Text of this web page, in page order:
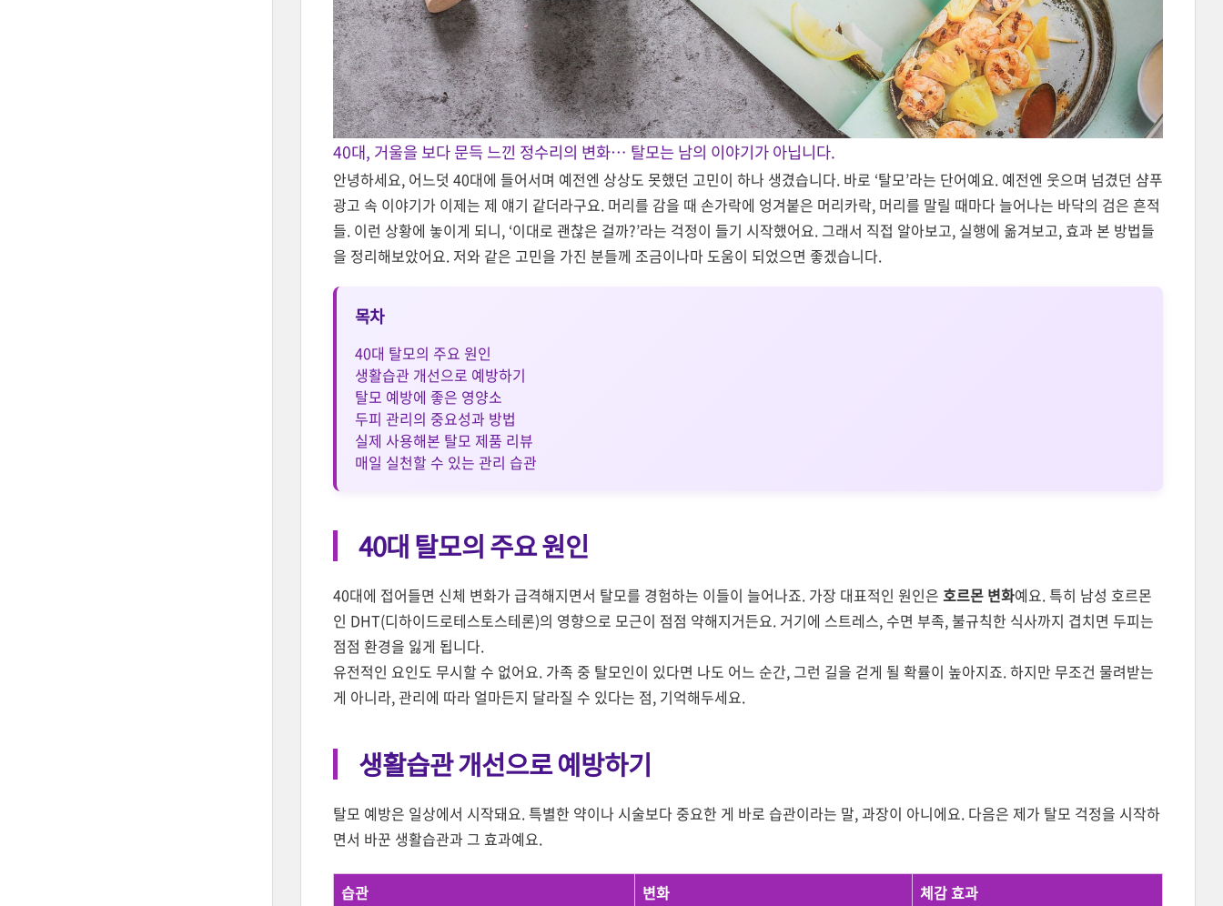
40대, 거울을 보다 문득 느낀 정수리의 변화… 탈모는 남의 이야기가 아닙니다.
안녕하세요, 어느덧 40대에 들어서며 예전엔 상상도 못했던 고민이 하나 생겼습니다. 바로 ‘탈모’라는 단어예요. 예전엔 웃으며 넘겼던 샴푸
광고 속 이야기가 이제는 제 얘기 같더라구요. 머리를 감을 때 손가락에 엉겨붙은 머리카락, 머리를 말릴 때마다 늘어나는 바닥의 검은 흔적
들. 이런 상황에 놓이게 되니, ‘이대로 괜찮은 걸까?’라는 걱정이 들기 시작했어요. 그래서 직접 알아보고, 실행에 옮겨보고, 효과 본 방법들
을 정리해보았어요. 저와 같은 고민을 가진 분들께 조금이나마 도움이 되었으면 좋겠습니다.
목차
40대 탈모의 주요 원인
생활습관 개선으로 예방하기
탈모 예방에 좋은 영양소
두피 관리의 중요성과 방법
실제 사용해본 탈모 제품 리뷰
매일 실천할 수 있는 관리 습관
40대 탈모의 주요 원인
40대에 접어들면 신체 변화가 급격해지면서 탈모를 경험하는 이들이 늘어나죠. 가장 대표적인 원인은 호르몬 변화예요. 특히 남성 호르몬
인 DHT(디하이드로테스토스테론)의 영향으로 모근이 점점 약해지거든요. 거기에 스트레스, 수면 부족, 불규칙한 식사까지 겹치면 두피는
점점 환경을 잃게 됩니다.
유전적인 요인도 무시할 수 없어요. 가족 중 탈모인이 있다면 나도 어느 순간, 그런 길을 걷게 될 확률이 높아지죠. 하지만 무조건 물려받는
게 아니라, 관리에 따라 얼마든지 달라질 수 있다는 점, 기억해두세요.
생활습관 개선으로 예방하기
탈모 예방은 일상에서 시작돼요. 특별한 약이나 시술보다 중요한 게 바로 습관이라는 말, 과장이 아니에요. 다음은 제가 탈모 걱정을 시작하
면서 바꾼 생활습관과 그 효과예요.
습관 변화 체감 효과